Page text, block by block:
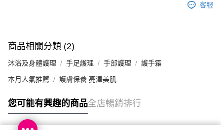
運費表
客服
商品相關分類 (2)
沐浴及身體護理 手足護理 手部護理 護手霜
本月人氣推薦 護膚保養 亮澤美肌
您可能有興趣的商品全店暢銷排行